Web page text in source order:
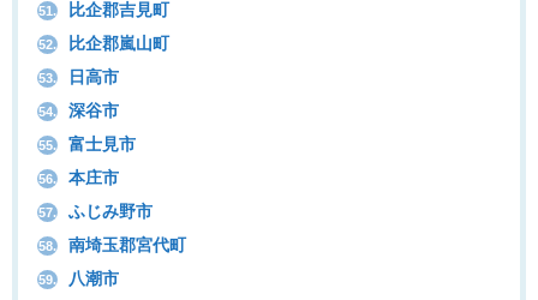
51. 比企郡吉見町
52. 比企郡嵐山町
53. 日高市
54. 深谷市
55. 富士見市
56. 本庄市
57. ふじみ野市
58. 南埼玉郡宮代町
59. 八潮市